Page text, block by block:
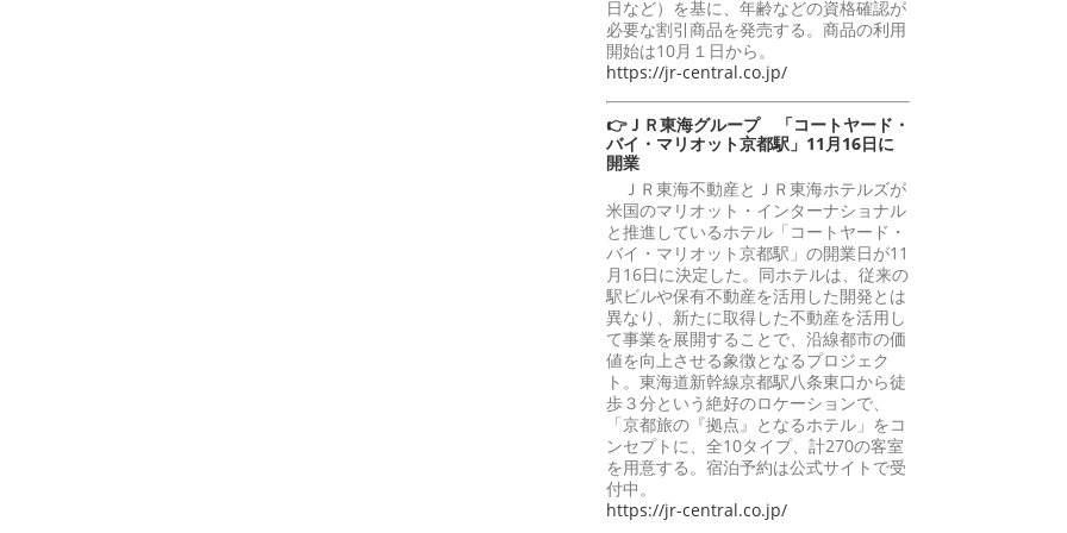
日など）を基に、年齢などの資格確認が
必要な割引商品を発売する。商品の利用
開始は10月１日から。
https://jr-central.co.jp/
👉ＪＲ東海グループ 「コートヤード・
バイ・マリオット京都駅」11月16日に
開業
ＪＲ東海不動産とＪＲ東海ホテルズが
米国のマリオット・インターナショナル
と推進しているホテル「コートヤード・
バイ・マリオット京都駅」の開業日が11
月16日に決定した。同ホテルは、従来の
駅ビルや保有不動産を活用した開発とは
異なり、新たに取得した不動産を活用し
て事業を展開することで、沿線都市の価
値を向上させる象徴となるプロジェク
ト。東海道新幹線京都駅八条東口から徒
歩３分という絶好のロケーションで、
「京都旅の『拠点』となるホテル」をコ
ンセプトに、全10タイプ、計270の客室
を用意する。宿泊予約は公式サイトで受
付中。
https://jr-central.co.jp/